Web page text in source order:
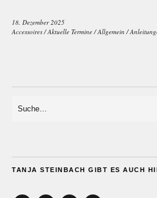
18. Dezember 2025
Accessoires/Aktuelle Termine/Allgemein /
TANJA STEINBACH GIBT ES AUCH